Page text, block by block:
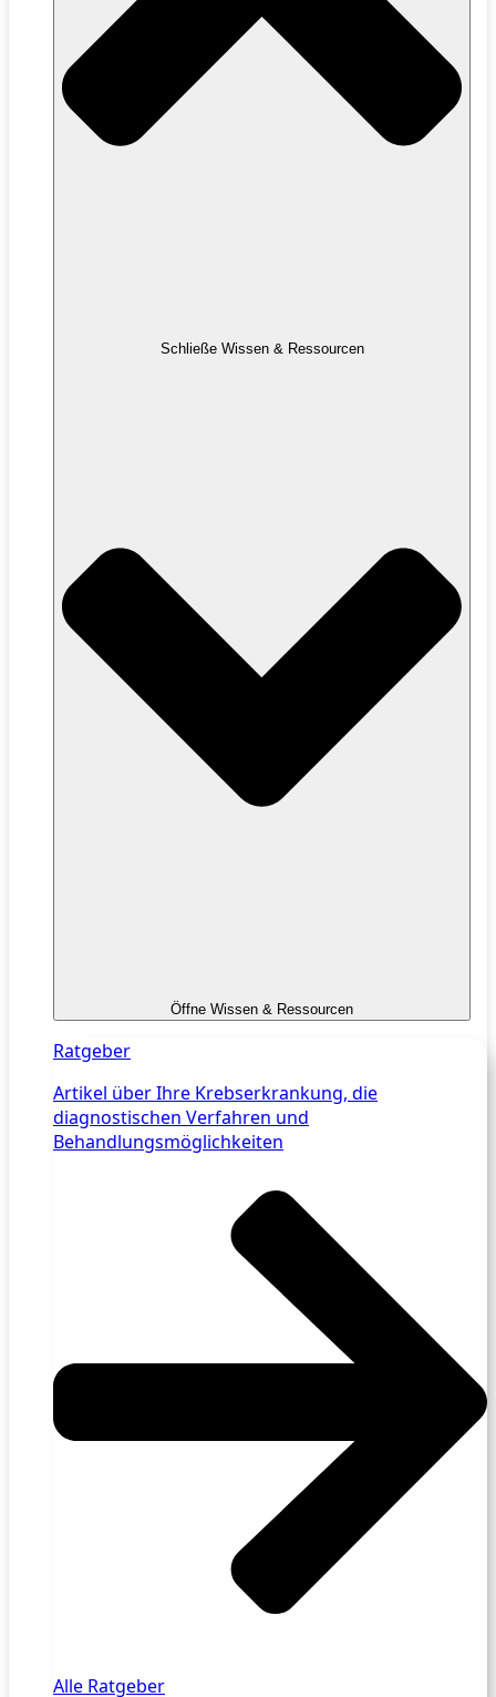
Schließe Wissen & Ressourcen
Öffne Wissen & Ressourcen
Ratgeber
Artikel über Ihre Krebserkrankung, die
diagnostischen Verfahren und
Behandlungsmöglichkeiten
Alle Ratgeber